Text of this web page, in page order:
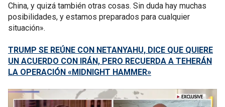
China, y quizá también otras cosas. Sin duda hay muchas
posibilidades, y estamos preparados para cualquier
situación».
TRUMP SE REÚNE CON NETANYAHU, DICE QUE QUIERE
UN ACUERDO CON IRÁN, PERO RECUERDA A TEHERÁN
LA OPERACIÓN «MIDNIGHT HAMMER»